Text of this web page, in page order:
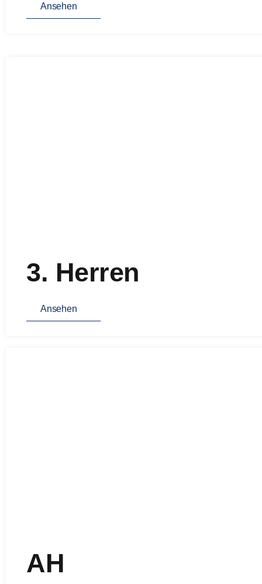
Ansehen
3. Herren
Ansehen
AH